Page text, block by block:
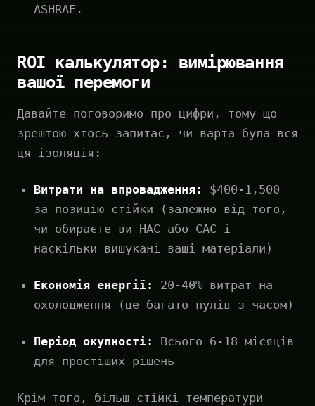
ASHRAE.
ROI калькулятор: вимірювання
вашої перемоги
Давайте поговоримо про цифри, тому що
зрештою хтось запитає, чи варта була вся
ця ізоляція:
Витрати на впровадження:
$400-1,500
за позицію стійки (залежно від того,
чи обираєте ви HAC або CAC і
наскільки вишукані ваші матеріали)
Економія енергії:
20-40% витрат на
охолодження (це багато нулів з часом)
Період окупності:
Всього 6-18 місяців
для простіших рішень
Крім того, більш стійкі температури